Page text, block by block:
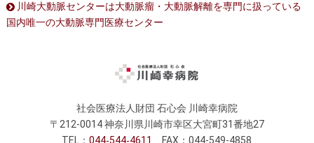
川崎大動脈センターは大動脈瘤・大動脈解離を専門に扱っている
国内唯一の大動脈専門医療センター
社会医療法人財団 石心会 川崎幸病院
〒212-0014 神奈川県川崎市幸区大宮町31番地27
TEL：044 544 4611 FAX：044-549-4858